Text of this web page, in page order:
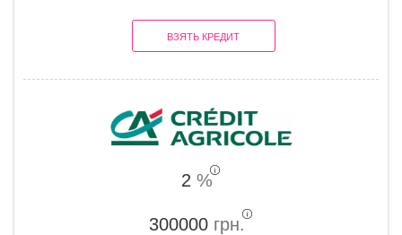
ВЗЯТЬ КРЕДИТ
2 %
300000грн.